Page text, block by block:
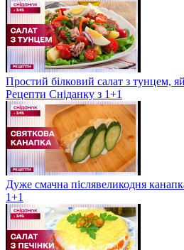
Простий білковий салат з тунцем,
Рецепти Сніданку з 1+1
Дуже смачна післявеликодня
1+1